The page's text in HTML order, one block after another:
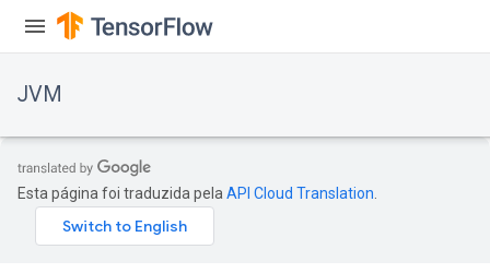
JVM
Esta página foi traduzida pela API Cloud Translation